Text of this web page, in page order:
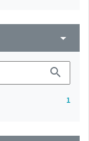
arrow_drop_down
search
1